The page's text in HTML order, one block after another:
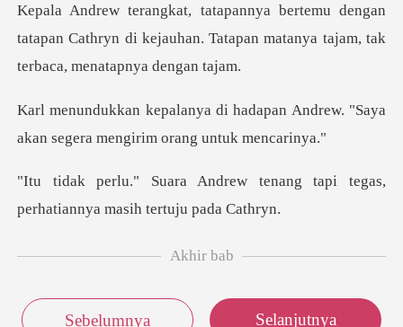
gan
tatapan Cathryn di kejauhan. Tatapan matany
dapan Andrew. "Saya
akan segera
w tenang tapi tegas,
perhatian
Akhir bab
Sebelumnya Selanjutnya